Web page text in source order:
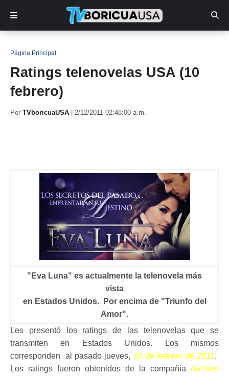
Página Principal
Ratings telenovelas USA (10
febrero)
Por TVboricuaUSA 2/12/2011 02:48:00 a.m.
"Eva Luna" es actualmente la telenovela más
vista
en Estados Unidos. Por encima de "Triunfo del
Amor".
Les presentó los ratings de las telenovelas que se
transmiten en Estados Unidos. Los mismos
corresponden al pasado jueves, 10de febrero de 2011.
Los ratings fueron obtenidos de la compañia Nielsen